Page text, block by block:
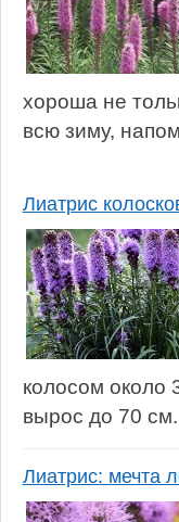
хороша не
всю зиму,
Лиатрис
колосом около
вырос до 70
Лиатрис: мечта